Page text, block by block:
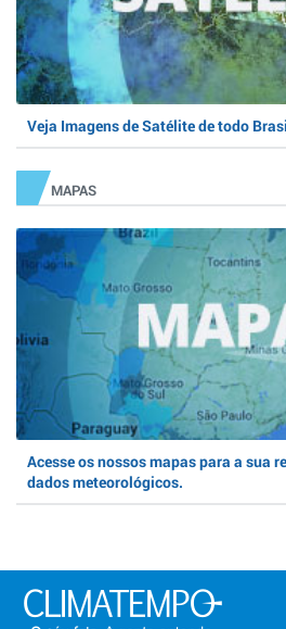
Veja Imagens de Satélite de todo
MAPAS
Acesse os nossos mapas para a sua
dados meteorológicos.